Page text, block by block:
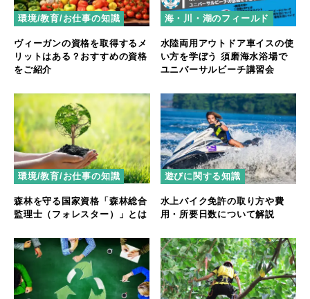
環境/教育/お仕事の知識
ヴィーガンの資格を取得するメ
リットはある？おすすめの資格
をご紹介
海・川・湖のフィールド
水陸両用アウトドア車イスの使
い方を学ぼう 須磨海水浴場で
ユニバーサルビーチ講習会
環境/教育/お仕事の知識
森林を守る国家資格「森林総合
監理士（フォレスター）」とは
遊びに関する知識
水上バイク免許の取り方や費
用・所要日数について解説